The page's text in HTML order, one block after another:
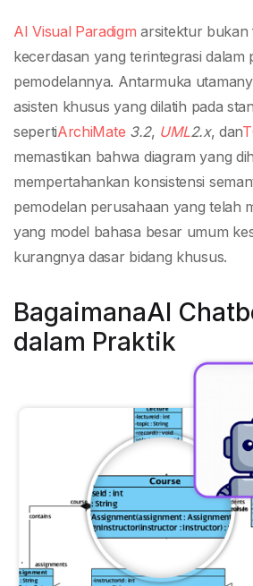
AI Visual Paradigm arsitektur bukan
kecerdasan yang terintegrasi dalam
pemodelannya. Antarmuka
asisten khusus yang dilatih pada
sepertiArchiMate 3.2, UML2.x, dan
memastikan bahwa diagram yang
mempertahankan konsistensi
pemodelan perusahaan yang telah
yang model bahasa besar umum
kurangnya dasar bidang khusus.
BagaimanaAI
dalam Praktik